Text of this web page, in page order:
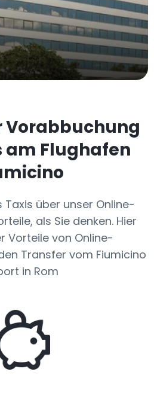
Vorabbuchung
am Flughafen
Taxis über unser Online-
als Sie denken. Hier
Vorteile von Online-
Transfer vom Fiumicino
in Rom